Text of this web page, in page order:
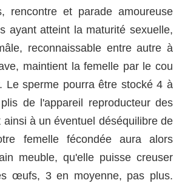
rencontre et parade amoureuse
ayant atteint la maturité sexuelle,
reconnaissable entre autre à
maintient la femelle par le cou
Le sperme pourra être stocké 4 à
de l'appareil reproducteur des
ainsi à un éventuel déséquilibre de
femelle fécondée aura alors
meuble, qu'elle puisse creuser
œufs, 3 en moyenne, pas plus.